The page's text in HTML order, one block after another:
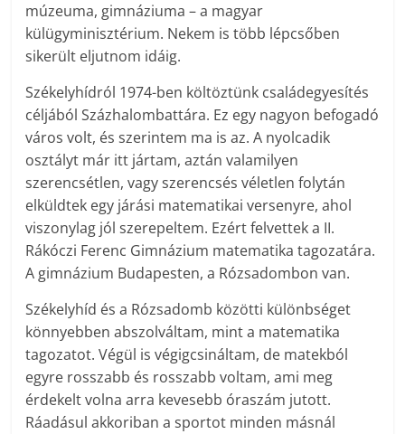
múzeuma, gimnáziuma – a magyar
külügyminisztérium. Nekem is több lépcsőben
sikerült eljutnom idáig.
Székelyhídról 1974-ben költöztünk családegyesítés
céljából Százhalombattára. Ez egy nagyon befogadó
város volt, és szerintem ma is az. A nyolcadik
osztályt már itt jártam, aztán valamilyen
szerencsétlen, vagy szerencsés véletlen folytán
elküldtek egy járási matematikai versenyre, ahol
viszonylag jól szerepeltem. Ezért felvettek a II.
Rákóczi Ferenc Gimnázium matematika tagozatára.
A gimnázium Budapesten, a Rózsadombon van.
Székelyhíd és a Rózsadomb közötti különbséget
könnyebben abszolváltam, mint a matematika
tagozatot. Végül is végigcsináltam, de matekból
egyre rosszabb és rosszabb voltam, ami meg
érdekelt volna arra kevesebb óraszám jutott.
Ráadásul akkoriban a sportot minden másnál